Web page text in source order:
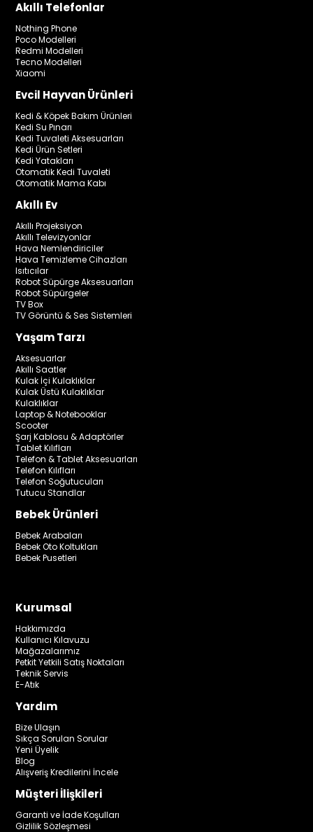
Akıllı Telefonlar
Nothing Phone
Poco Modelleri
Redmi Modelleri
Tecno Modelleri
Xiaomi
Evcil Hayvan Ürünleri
Kedi & Köpek Bakım Ürünleri
Kedi Su Pınarı
Kedi Tuvaleti Aksesuarları
Kedi Ürün Setleri
Kedi Yatakları
Otomatik Kedi Tuvaleti
Otomatik Mama Kabı
Akıllı Ev
Akıllı Projeksiyon
Akıllı Televizyonlar
Hava Nemlendiriciler
Hava Temizleme Cihazları
Isıtıcılar
Robot Süpürge Aksesuarları
Robot Süpürgeler
TV Box
TV Görüntü & Ses Sistemleri
Yaşam Tarzı
Aksesuarlar
Akıllı Saatler
Kulak İçi Kulaklıklar
Kulak Üstü Kulaklıklar
Kulaklıklar
Laptop & Notebooklar
Scooter
Şarj Kablosu & Adaptörler
Tablet Kılıfları
Telefon & Tablet Aksesuarları
Telefon Kılıfları
Telefon Soğutucuları
Tutucu Standlar
Bebek Ürünleri
Bebek Arabaları
Bebek Oto Koltukları
Bebek Pusetleri
Kurumsal
Hakkımızda
Kullanıcı Kılavuzu
Mağazalarımız
Petkit Yetkili Satış Noktaları
Teknik Servis
E-Atık
Yardım
Bize Ulaşın
Sıkça Sorulan Sorular
Yeni Üyelik
Blog
Alışveriş Kredilerini İncele
Müşteri İlişkileri
Garanti ve İade Koşulları
Gizlilik Sözleşmesi